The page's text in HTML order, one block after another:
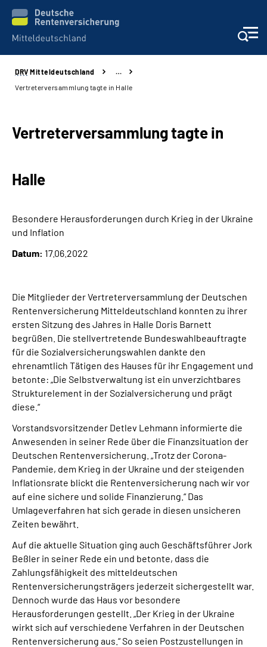
Aktuelles
Karriere
Inhalte in Gebärdensprache (DGS)
Leichte Sprache
Suche
Mein Kundenportal
DRV Mitteldeutschland
…
Vertreterversammlung tagte in Halle
Vertreterversammlung tagte in
Halle
Besondere Herausforderungen durch Krieg in der Ukraine
und Inflation
Datum: 17.06.2022
Die Mitglieder der Vertreterversammlung der Deutschen
Rentenversicherung Mitteldeutschland konnten zu ihrer
ersten Sitzung des Jahres in Halle Doris Barnett
begrüßen. Die stellvertretende Bundeswahlbeauftragte
für die Sozialversicherungswahlen dankte den
ehrenamtlich Tätigen des Hauses für ihr Engagement und
betonte: „Die Selbstverwaltung ist ein unverzichtbares
Strukturelement in der Sozialversicherung und prägt
diese.“
Vorstandsvorsitzender Detlev Lehmann informierte die
Anwesenden in seiner Rede über die Finanzsituation der
Deutschen Rentenversicherung. „Trotz der Corona-
Pandemie, dem Krieg in der Ukraine und der steigenden
Inflationsrate blickt die Rentenversicherung nach wir vor
auf eine sichere und solide Finanzierung.“ Das
Umlageverfahren hat sich gerade in diesen unsicheren
Zeiten bewährt.
Auf die aktuelle Situation ging auch Geschäftsführer Jork
Beßler in seiner Rede ein und betonte, dass die
Zahlungsfähigkeit des mitteldeutschen
Rentenversicherungsträgers jederzeit sichergestellt war.
Dennoch wurde das Haus vor besondere
Herausforderungen gestellt. „Der Krieg in der Ukraine
wirkt sich auf verschiedene Verfahren in der Deutschen
Rentenversicherung aus.“ So seien Postzustellungen in